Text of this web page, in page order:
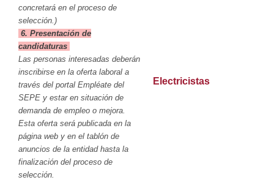
concretará en el proceso de
selección.)
6. Presentación de
candidaturas
Las personas interesadas deberán
inscribirse en la oferta laboral a
través del portal Empléate del
SEPE y estar en situación de
demanda de empleo o mejora.
Esta oferta será publicada en la
página web y en el tablón de
anuncios de la entidad hasta la
finalización del proceso de
selección.
Electricistas